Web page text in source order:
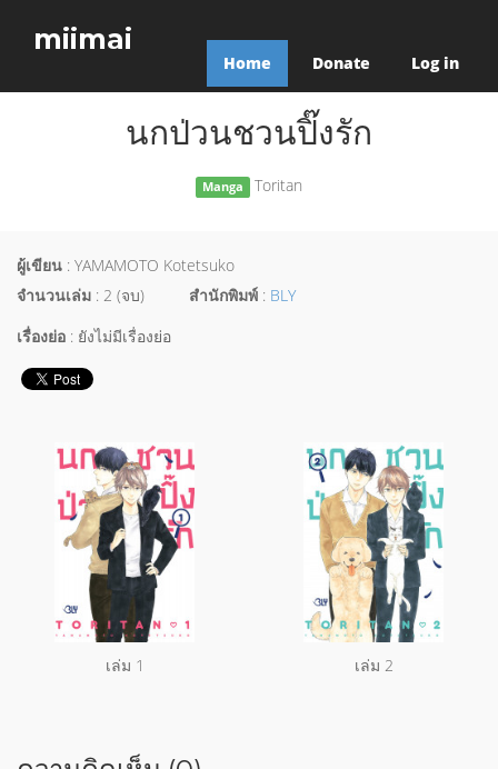
miimai
Home Donate Log in
นกป่วนชวนปิ๊งรัก
Manga Toritan
ผู้เขียน : YAMAMOTO Kotetsuko
จำนวนเล่ม : 2 (จบ) สำนักพิมพ์ : BLY
เรื่องย่อ : ยังไม่มีเรื่องย่อ
เล่ม 1 เล่ม 2